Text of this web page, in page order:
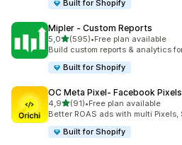
Built for Shopify
Mipler ‑ Custom Reports
5,05 yıldız üzerinden
(595)
toplam 595 değerlendirme
•Free plan available
Build custom reports & analytics
Built for Shopify
OC Meta Pixel‑ Facebook Pixels
4,95 yıldız üzerinden
(91)
toplam 91 değerlendirme
•Free plan available
Better ROAS ads with multi
Built for Shopify